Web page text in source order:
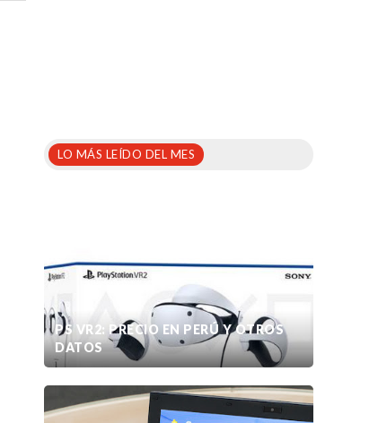
LO MÁS LEÍDO DEL MES
PS VR2: PRECIO EN PERÚ Y OTROS
DATOS